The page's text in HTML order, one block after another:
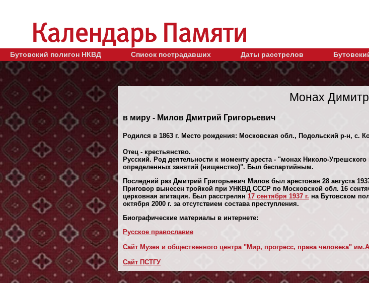
Бутовский полигон НКВД Список пострадавших Даты расстрелов
Монах
в миру - Милов Дмитрий Григорьевич
Родился в 1863 г. Место рождения: Московская обл., Подольский р-н, с.
Отец - крестьянство.
Русский. Род деятельности к моменту ареста - "монах Николо-
определенных занятий (нищенство)". Был беспартийным.
Последний раз Дмитрий Григорьевич Милов был арестован 28 августа
Приговор вынесен тройкой при УНКВД СССР по Московской обл. 16
церковная агитация. Был расстрелян 17 сентября 1937 г. на Бутовском
октября 2000 г. за отсутствием состава преступления.
Биографические материалы в интернете:
Русское православие
Сайт Музея и общественного центра "Мир, прогресс, права человека"
Сайт ПСТГУ